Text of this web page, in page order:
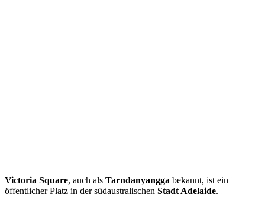
Victoria Square, auch als Tarndanyangga bekannt, ist ein
öffentlicher Platz in der südaustralischen Stadt Adelaide.